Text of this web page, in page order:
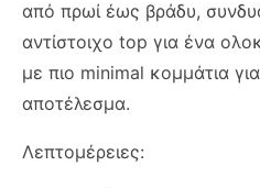
από πρωί έως βράδυ,
αντίστοιχο top για ένα
με πιο minimal κομμάτια
αποτέλεσμα.
Λεπτομέρειες: